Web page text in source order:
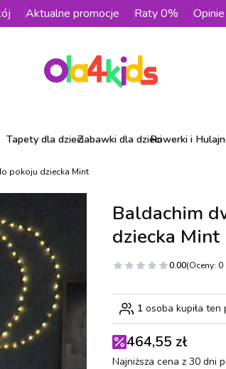
Aktualne promocje Raty 0%
Tapety dla dzieciZabawki dla dzieciRowerki i
pokoju dziecka Mint
Baldachim
dziecka Mint
0.00(Oceny: 0
1 osoba kupiła ten
464,55 zł
Najniższa cena z 30 dni